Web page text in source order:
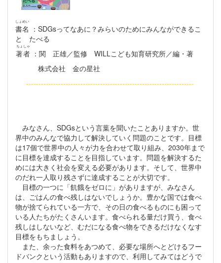
書名
しょめい
：SDGsってなあに？みらいのためにみんなができるこ
と たべる
著者
ちょしゃ
：関 正雄／監修 WILLこども知育研究所／編・著
株式会社 金の星社
--------------------------------------------------------------------
みなさん、SDGsという言葉を聞いたことありますか。世
界中のみんなで協力して解決していく問題のことです。目標
は17個で世界中の人々が力を合わせて取り組み、2030年まで
に目標を達成することを目指しています。問題を解決するた
めには大きく社会を変える必要があります。そして、世界中
のだれ一人取り残さずに達成することが大切です。
目標の一つに「飢餓をゼロに」がありますが、みなさん
は、ごはんの食べ残しはないでしょうか。豊かな国では食べ
物が捨てられている一方で、その日の食べるものにも困って
いる人たちがたくさんいます。食べられる量だけ買う、食べ
残しはしないなど、むだになる食べ物をできるだけなくなす
目標をもちましょう。
また、余った食料をあつめて、必要な場所へとどけるフー
ドバンクという活動もありますので、利用してみてはどうで